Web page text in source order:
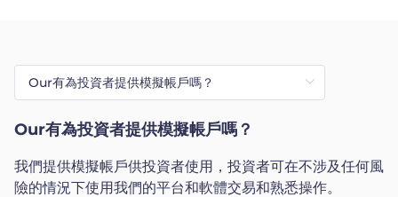
繁體中文
Our有為投資者提供模擬帳戶嗎？
我們提供模擬帳戶供投資者使用，投資者可在不涉及任何風
險的情況下使用我們的平台和軟體交易和熟悉操作。